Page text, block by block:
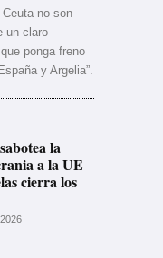
no son
un claro
ponga freno
y Argelia”.
la
a la UE
cierra los